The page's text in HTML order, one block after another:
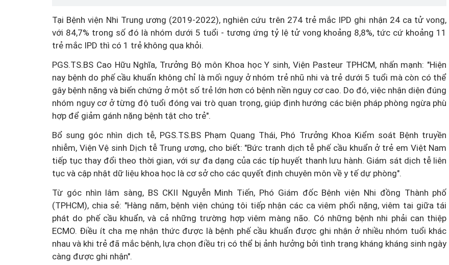
Tại Bệnh viện Nhi Trung ương (2019-2022), nghiên cứu trên 274 trẻ mắc IPD ghi nhận 24 ca tử vong,
với 84,7% trong số đó là nhóm dưới 5 tuổi - tương ứng tỷ lệ tử vong khoảng 8,8%, tức cứ khoảng 11
trẻ mắc IPD thì có 1 trẻ không qua khỏi.
PGS.TS.BS Cao Hữu Nghĩa, Trưởng Bộ môn Khoa học Y sinh, Viện Pasteur TPHCM, nhấn mạnh: "Hiện
nay bệnh do phế cầu khuẩn không chỉ là mối nguy ở nhóm trẻ nhũ nhi và trẻ dưới 5 tuổi mà còn có thể
gây bệnh nặng và biến chứng ở một số trẻ lớn hơn có bệnh nền nguy cơ cao. Do đó, việc nhận diện đúng
nhóm nguy cơ ở từng độ tuổi đóng vai trò quan trọng, giúp định hướng các biện pháp phòng ngừa phù
hợp để giảm gánh nặng bệnh tật cho trẻ".
Bổ sung góc nhìn dịch tễ, PGS.TS.BS Phạm Quang Thái, Phó Trưởng Khoa Kiểm soát Bệnh truyền
nhiễm, Viện Vệ sinh Dịch tễ Trung ương, cho biết: "Bức tranh dịch tễ phế cầu khuẩn ở trẻ em Việt Nam
tiếp tục thay đổi theo thời gian, với sự đa dạng của các típ huyết thanh lưu hành. Giám sát dịch tễ liên
tục và cập nhật dữ liệu khoa học là cơ sở cho các quyết định chuyên môn về y tế dự phòng".
Từ góc nhìn lâm sàng, BS CKII Nguyễn Minh Tiến, Phó Giám đốc Bệnh viện Nhi đồng Thành phố
(TPHCM), chia sẻ: "Hàng năm, bệnh viện chúng tôi tiếp nhận các ca viêm phổi nặng, viêm tai giữa tái
phát do phế cầu khuẩn, và cả những trường hợp viêm màng não. Có những bệnh nhi phải can thiệp
ECMO. Điều ít cha mẹ nhận thức được là bệnh phế cầu khuẩn được ghi nhận ở nhiều nhóm tuổi khác
nhau và khi trẻ đã mắc bệnh, lựa chọn điều trị có thể bị ảnh hưởng bởi tình trạng kháng kháng sinh ngày
càng được ghi nhận".
Tiếng khóc đầu đời và cuộc chạy
đua ngăn virus viêm gan B
Giảm gánh nặng cho doanh
nghiệp nhỏ do phụ nữ làm chủ